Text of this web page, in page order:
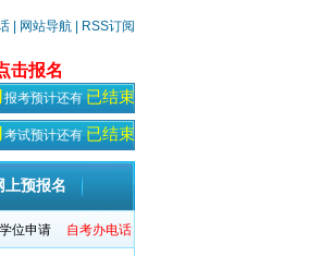
| 网站导航 | RSS订阅
击报名
报考预计还有 已结束
天！
考试预计还有 已结束
天
上预报名
学位申请 自考办电话